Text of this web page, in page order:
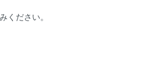
ください。